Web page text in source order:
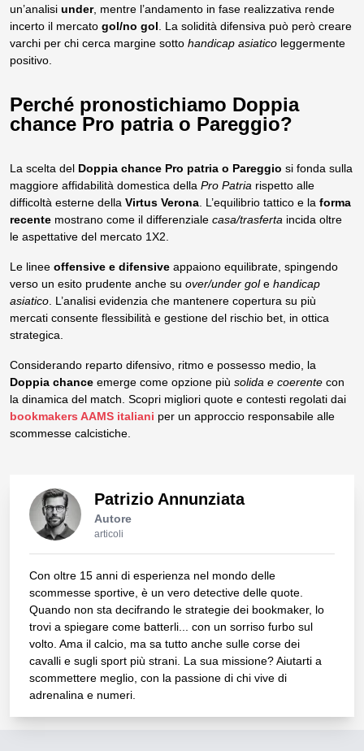
un’analisi under, mentre l’andamento in fase realizzativa rende
incerto il mercato gol/no gol. La solidità difensiva può però creare
varchi per chi cerca margine sotto handicap asiatico leggermente
positivo.
Perché pronostichiamo Doppia
chance Pro patria o Pareggio?
La scelta del Doppia chance Pro patria o Pareggio si fonda sulla
maggiore affidabilità domestica della Pro Patria rispetto alle
difficoltà esterne della Virtus Verona. L’equilibrio tattico e la forma
recente mostrano come il differenziale casa/trasferta incida oltre
le aspettative del mercato 1X2.
Le linee offensive e difensive appaiono equilibrate, spingendo
verso un esito prudente anche su over/under gole handicap
asiatico. L’analisi evidenzia che mantenere copertura su più
mercati consente flessibilità e gestione del rischio bet, in ottica
strategica.
Considerando reparto difensivo, ritmo e possesso medio, la
Doppia chance emerge come opzione più solida e coerente con
la dinamica del match. Scopri migliori quote e contesti regolati dai
bookmakers AAMS italiani per un approccio responsabile alle
scommesse calcistiche.
Patrizio Annunziata
Autore
articoli
Con oltre 15 anni di esperienza nel mondo delle
scommesse sportive, è un vero detective delle quote.
Quando non sta decifrando le strategie dei bookmaker, lo
trovi a spiegare come batterli... con un sorriso furbo sul
volto. Ama il calcio, ma sa tutto anche sulle corse dei
cavalli e sugli sport più strani. La sua missione? Aiutarti a
scommettere meglio, con la passione di chi vive di
adrenalina e numeri.